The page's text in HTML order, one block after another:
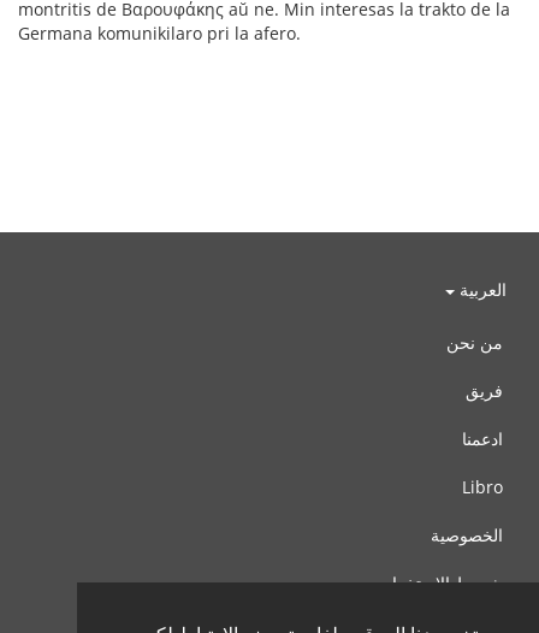
montritis de Βαρουφάκης aŭ ne. Min interesas la trakto de la
Germana komunikilaro pri la afero.
العربية
من نحن
فريق
ادعمنا
Libro
الخصوصية
شروط الإستخدام